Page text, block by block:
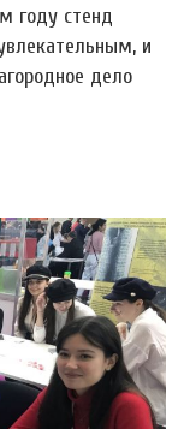
году стенд
и
дело